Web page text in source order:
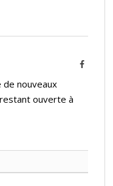
Facebook
de nouveaux
ouverte à